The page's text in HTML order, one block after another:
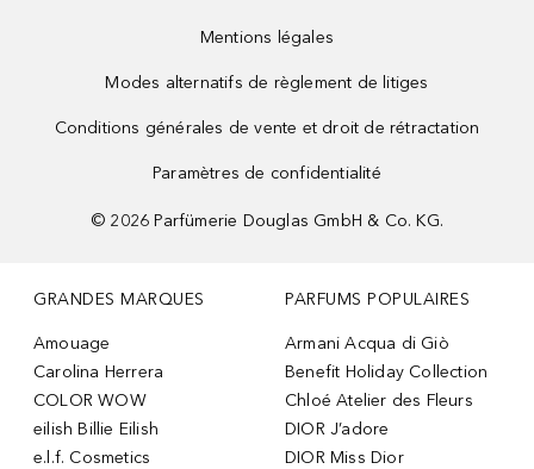
Mentions légales
Modes alternatifs de règlement de litiges
Conditions générales de vente et droit de rétractation
Paramètres de confidentialité
© 2026 Parfümerie Douglas GmbH & Co. KG.
GRANDES MARQUES
Amouage
Carolina Herrera
COLOR WOW
eilish Billie Eilish
e.l.f. Cosmetics
PARFUMS POPULAIRES
Armani Acqua di Giò
Benefit Holiday Collection
Chloé Atelier des Fleurs
DIOR J’adore
DIOR Miss Dior